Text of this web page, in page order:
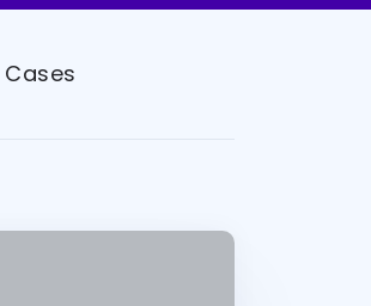
Cases